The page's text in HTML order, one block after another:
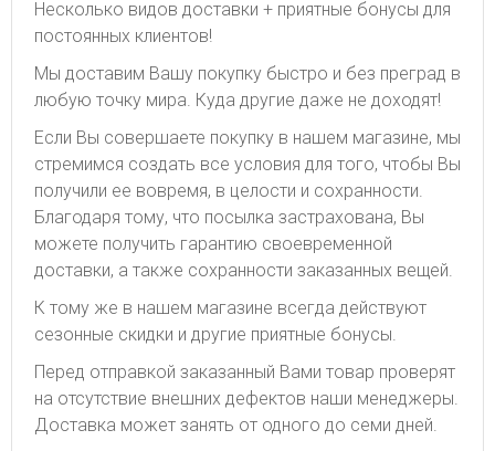
Несколько видов доставки + приятные бонусы для
постоянных клиентов!
Мы доставим Вашу покупку быстро и без преград в
любую точку мира. Куда другие даже не доходят!
Если Вы совершаете покупку в нашем магазине, мы
стремимся создать все условия для того, чтобы Вы
получили ее вовремя, в целости и сохранности.
Благодаря тому, что посылка застрахована, Вы
можете получить гарантию своевременной
доставки, а также сохранности заказанных вещей.
К тому же в нашем магазине всегда действуют
сезонные скидки и другие приятные бонусы.
Перед отправкой заказанный Вами товар проверят
на отсутствие внешних дефектов наши менеджеры.
Доставка может занять от одного до семи дней.